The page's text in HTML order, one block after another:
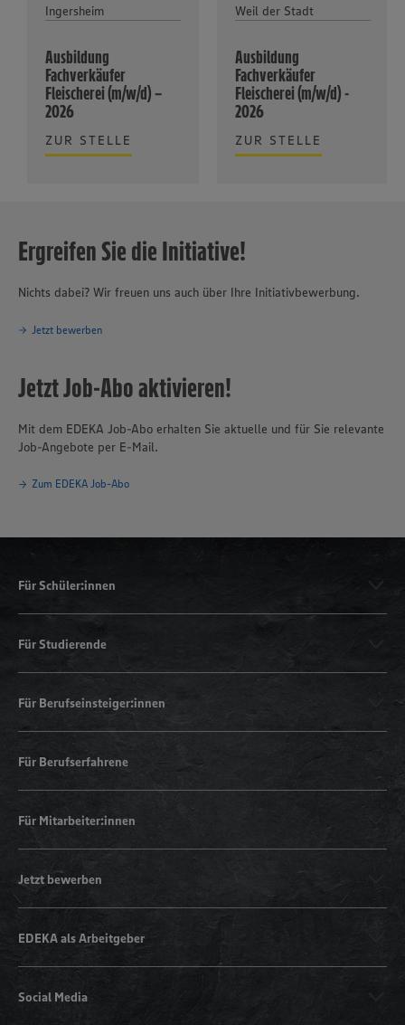
Ingersheim
Ausbildung
Fachverkäufer
Fleischerei (m/w/d) –
2026
ZUR STELLE
Weil der Stadt
Ausbildung
Fachverkäufer
Fleischerei (m/w/d) -
2026
ZUR STELLE
Ergreifen Sie die Initiative!
Nichts dabei? Wir freuen uns auch über Ihre Initiativbewerbung.
Jetzt bewerben
Jetzt Job-Abo aktivieren!
Mit dem EDEKA Job-Abo erhalten Sie aktuelle und für Sie relevante
Job-Angebote per E-Mail.
Zum EDEKA Job-Abo
Für Schüler:innen
Für Studierende
Für Berufseinsteiger:innen
Für Berufserfahrene
Für Mitarbeiter:innen
Jetzt bewerben
EDEKA als Arbeitgeber
Social Media